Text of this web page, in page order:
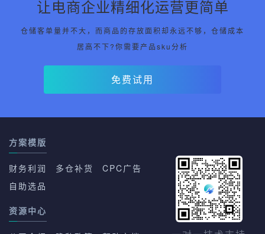
让电商企业精细化运营更简单
仓储客单量并不大，而商品的存放面积却永远不够，仓储成本
居高不下?你需要产品sku分析
免费试用
方案模版
财务利润 多仓补货
CPC广告
自助选品
资源中心